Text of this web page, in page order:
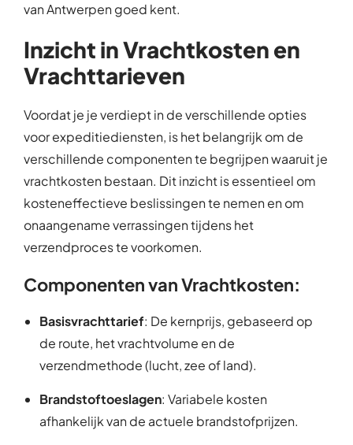
van Antwerpen goed kent.
Inzicht in Vrachtkosten en
Vrachttarieven
Voordat je je verdiept in de verschillende opties
voor expeditiediensten, is het belangrijk om de
verschillende componenten te begrijpen waaruit je
vrachtkosten bestaan. Dit inzicht is essentieel om
kosteneffectieve beslissingen te nemen en om
onaangename verrassingen tijdens het
verzendproces te voorkomen.
Componenten van Vrachtkosten:
Basisvrachttarief: De kernprijs, gebaseerd op
de route, het vrachtvolume en de
verzendmethode (lucht, zee of land).
Brandstoftoeslagen: Variabele kosten
afhankelijk van de actuele brandstofprijzen.